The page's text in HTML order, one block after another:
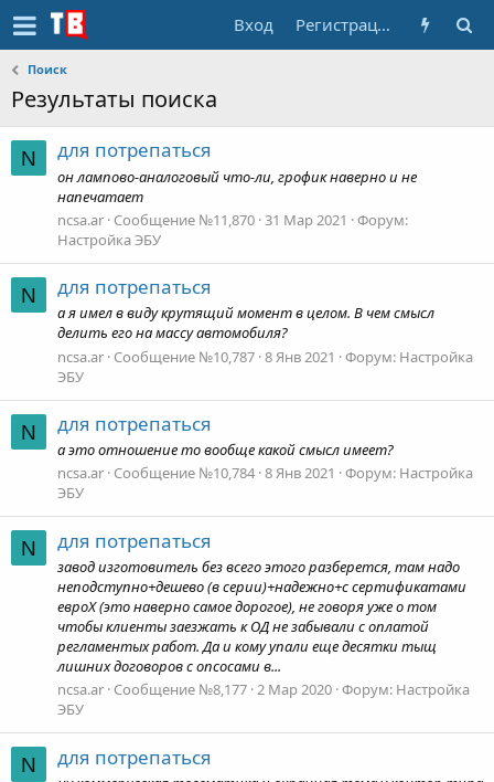
Вход Регистрация
Поиск
Результаты поиска
N для потрепаться
он лампово-аналоговый что-ли, грофик наверно и не
напечатает
ncsa.ar Сообщение №11,870 31 Мар 2021
Форум:
Настройка ЭБУ
N для потрепаться
а я имел в виду крутящий момент в целом. В чем смысл
делить его на массу автомобиля?
ncsa.ar Сообщение №10,787 8 Янв 2021 Форум: Настройка
ЭБУ
N для потрепаться
а это отношение то вообще какой смысл имеет?
ncsa.ar Сообщение №10,784 8 Янв 2021 Форум: Настройка
ЭБУ
N для потрепаться
завод изготовитель без всего этого разберется, там надо
неподступно+дешево (в серии)+надежно+с сертификатами
евроХ (это наверно самое дорогое), не говоря уже о том
чтобы клиенты заезжать к ОД не забывали с оплатой
регламентых работ. Да и кому упали еще десятки тыщ
лишних договоров с опсосами в...
ncsa.ar Сообщение №8,177 2 Мар 2020 Форум: Настройка
ЭБУ
N для потрепаться